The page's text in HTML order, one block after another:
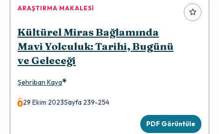
ARAŞTIRMA MAKALESI
Kültürel Miras Bağlamında
Mavi Yolculuk: Tarihi, Bugünü
ve Geleceği
Şehriban Kaya*
29 Ekim 2023Sayfa 239-254
PDF Görüntüle